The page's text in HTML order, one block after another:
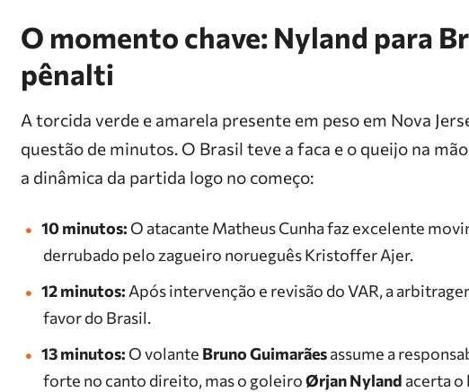
O momento chave: Nyland para
pênalti
A torcida verde e amarela presente em peso em Nova
questão de minutos. O Brasil teve a faca e o queijo na
a dinâmica da partida logo no começo:
10 minutos: O atacante Matheus Cunha faz excelente
derrubado pelo zagueiro norueguês Kristoffer Ajer.
12 minutos:Após intervenção e revisão do VAR, a
favor do Brasil.
13 minutos: O volante Bruno Guimarãesassume a
forte no canto direito, mas o goleiroØrjan Nyland acerta o